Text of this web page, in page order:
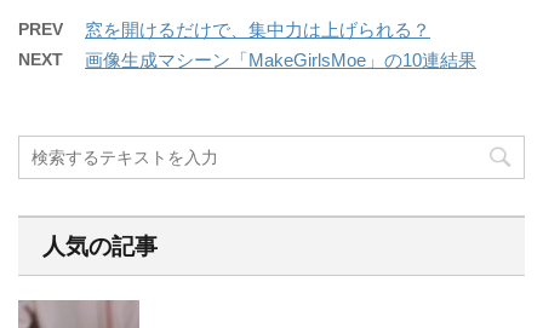
PREV 窓を開けるだけで、集中力は上げられる？
NEXT 画像生成マシーン「MakeGirlsMoe」の10連結果
人気の記事